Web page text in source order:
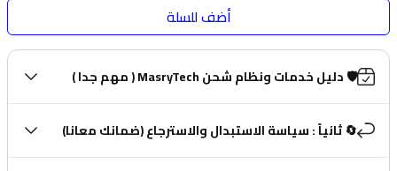
أضف للسلة
🛡️ دليل خدمات ونظام شحن MasryTech ( مهم جدا )
🔄 ثانياً : سياسة الاستبدال والاسترجاع (ضمانك معانا)